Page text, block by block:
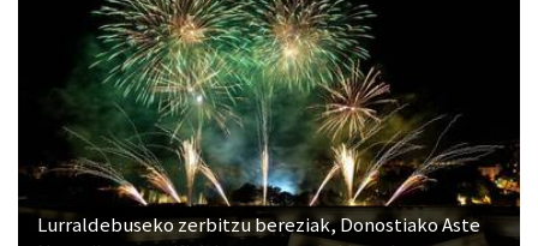
Lurraldebuseko zerbitzu bereziak, Donostiako Aste